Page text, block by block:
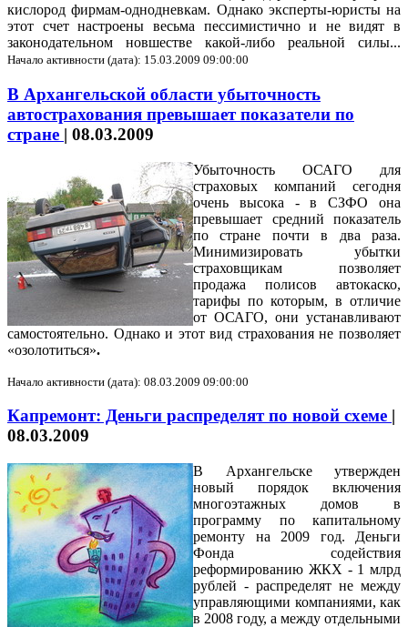
кислород фирмам-однодневкам. Однако эксперты-юристы на
этот счет настроены весьма пессимистично и не видят в
законодательном новшестве какой-либо реальной силы...
Начало активности (дата): 15.03.2009 09:00:00
В Архангельской области убыточность
автострахования превышает показатели по
стране | 08.03.2009
Убыточность ОСАГО для
страховых компаний сегодня
очень высока - в СЗФО она
превышает средний показатель
по стране почти в два раза.
Минимизировать убытки
страховщикам позволяет
продажа полисов автокаско,
тарифы по которым, в отличие
от ОСАГО, они устанавливают
самостоятельно. Однако и этот вид страхования не позволяет
«озолотиться».
Начало активности (дата): 08.03.2009 09:00:00
Капремонт: Деньги распределят по новой схеме |
08.03.2009
В Архангельске утвержден
новый порядок включения
многоэтажных домов в
программу по капитальному
ремонту на 2009 год. Деньги
Фонда содействия
реформированию ЖКХ - 1 млрд
рублей - распределят не между
управляющими компаниями, как
в 2008 году, а между отдельными